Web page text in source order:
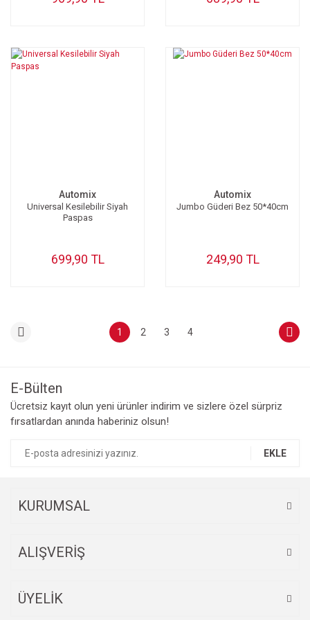
Automix
Universal Kesilebilir Siyah
Paspas
699,90 TL
Automix
Jumbo Güderi Bez 50*40cm
249,90 TL
1 2 3 4
E-Bülten
Ücretsiz kayıt olun yeni ürünler indirim ve sizlere özel sürpriz
fırsatlardan anında haberiniz olsun!
EKLE
KURUMSAL
ALIŞVERİŞ
ÜYELİK